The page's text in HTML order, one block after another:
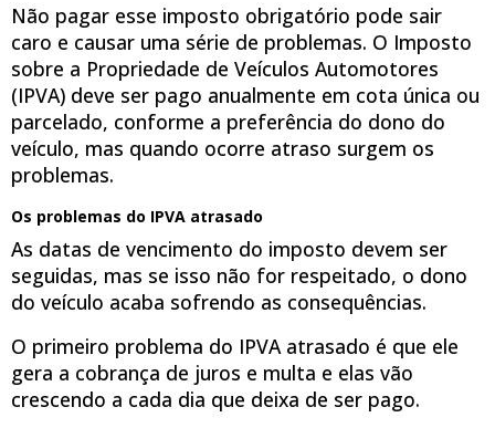
Não pagar esse imposto obrigatório pode sair
caro e causar uma série de problemas. O Imposto
sobre a Propriedade de Veículos Automotores
(IPVA) deve ser pago anualmente em cota única ou
parcelado, conforme a preferência do dono do
veículo, mas quando ocorre atraso surgem os
problemas.
Os problemas do IPVA atrasado
As datas de vencimento do imposto devem ser
seguidas, mas se isso não for respeitado, o dono
do veículo acaba sofrendo as consequências.
O primeiro problema do IPVA atrasado é que ele
gera a cobrança de juros e multa e elas vão
crescendo a cada dia que deixa de ser pago.